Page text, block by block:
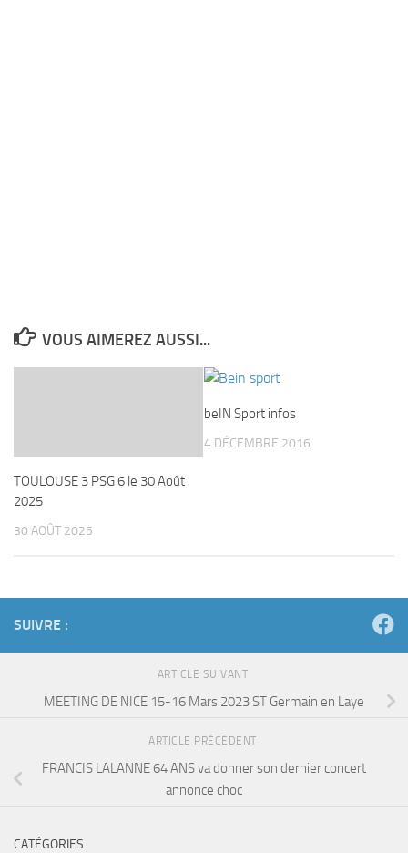
VOUS AIMEREZ AUSSI...
TOULOUSE 3 PSG 6 le 30 Août
2025
30 AOÛT 2025
beIN Sport infos
4 DÉCEMBRE 2016
SUIVRE :
ARTICLE SUIVANT
MEETING DE NICE 15-16 Mars 2023 ST Germain en Laye
ARTICLE PRÉCÉDENT
FRANCIS LALANNE 64 ANS va donner son dernier concert
annonce choc
CATÉGORIES